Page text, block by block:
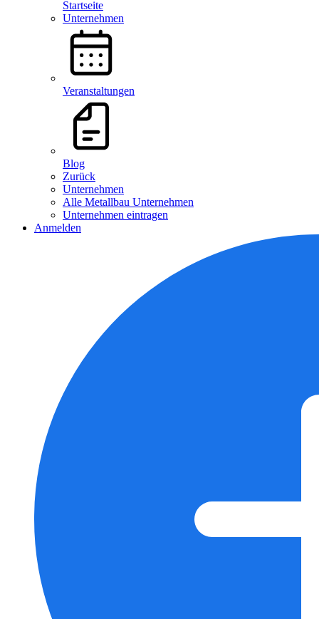
Startseite
Unternehmen
Veranstaltungen
Blog
Zurück
Unternehmen
Alle Metallbau Unternehmen
Unternehmen eintragen
Anmelden